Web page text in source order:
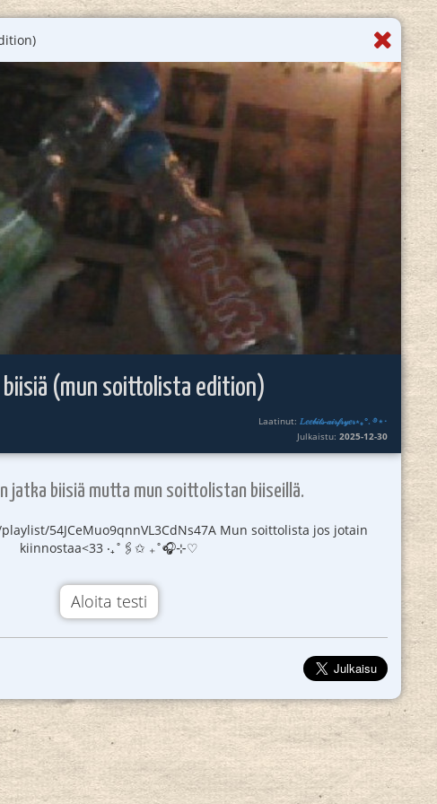
biisiä (mun soittolista edition)
Laatinut:𝐿𝑒𝑒𝒷𝒾𝓉𝓈-𝒶𝒾𝓇𝒻𝓇𝓎𝑒𝓇⋆｡°. ࿔⋆･
Julkaistu:2025-12-30
jatka biisiä mutta mun soittolistan biiseillä.
54JCeMuo9qnnVL3CdNs47A Mun soittolista jos jotain
kiinnostaa<33 ‧₊˚🖇️✩ ₊˚🎧⊹♡
Aloita testi